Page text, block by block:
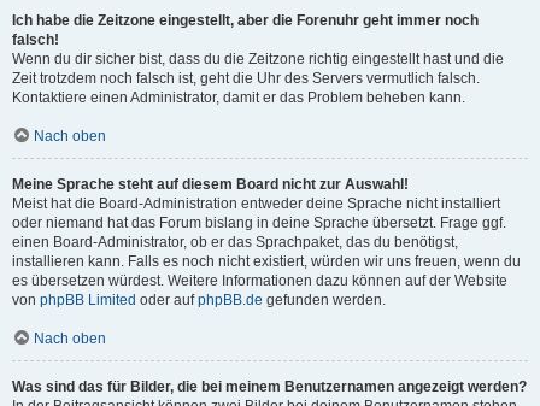
Ich habe die Zeitzone eingestellt, aber die Forenuhr geht immer noch
falsch!
Wenn du dir sicher bist, dass du die Zeitzone richtig eingestellt hast und die
Zeit trotzdem noch falsch ist, geht die Uhr des Servers vermutlich falsch.
Kontaktiere einen Administrator, damit er das Problem beheben kann.
Nach oben
Meine Sprache steht auf diesem Board nicht zur Auswahl!
Meist hat die Board-Administration entweder deine Sprache nicht installiert
oder niemand hat das Forum bislang in deine Sprache übersetzt. Frage ggf.
einen Board-Administrator, ob er das Sprachpaket, das du benötigst,
installieren kann. Falls es noch nicht existiert, würden wir uns freuen, wenn du
es übersetzen würdest. Weitere Informationen dazu können auf der Website
von phpBB Limited oder aufphpBB.de gefunden werden.
Nach oben
Was sind das für Bilder, die bei meinem Benutzernamen angezeigt werden?